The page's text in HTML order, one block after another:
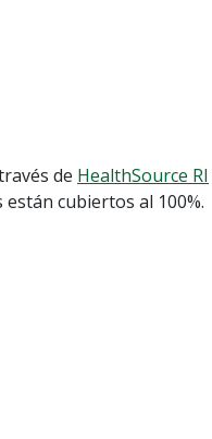
de HealthSource RI
cubiertos al 100%.